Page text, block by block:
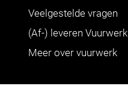
Veelgestelde vragen
(Af-) leveren Vuurwerk
Meer over vuurwerk